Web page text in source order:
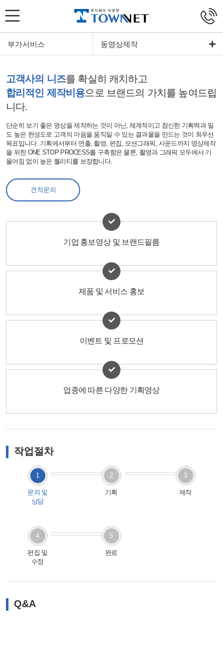
부가서비스 동영상제작
고객사의 니즈를 확실히 캐치하고
합리적인 제작비용으로 브랜드의 가치를 높여드립
니다.
단순히 보기 좋은 영상을 제작하는 것이 아닌, 체계적이고 참신한 기획력과 밀
도 높은 완성도로 고객의 마음을 움직일 수 있는 결과물을 만드는 것이 최우선
목표입니다. 기획에서부터 연출, 촬영, 편집, 모션그래픽, 사운드까지 영상제작
을 위한 ONE STOP PROCESS를 구축함은 물론, 촬영과 그래픽 모두에서 기
울어짐 없이 높은 퀄리티를 보장합니다.
견적문의
기업 홍보영상 및 브랜드필름
제품 및 서비스 홍보
이벤트 및 프로모션
업종에 따른 다양한 기획영상
작업절차
1
문의 및
상담
2
기획
3
제작
4
편집 및
수정
5
완료
Q&A